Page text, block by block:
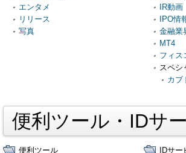
エンタメ
リリース
写真
IR動画
IPO情
金融業
MT4
フィス
スペシ
カブ
便利ツール・IDサ
便利ツール
IDサー